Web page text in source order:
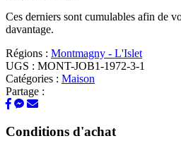
Ces derniers sont cumulables afin de
davantage.
Régions : Montmagny - L'Islet
UGS : MONT-JOB1-1972-3-1
Catégories : Maison
Partage :
Conditions d'achat